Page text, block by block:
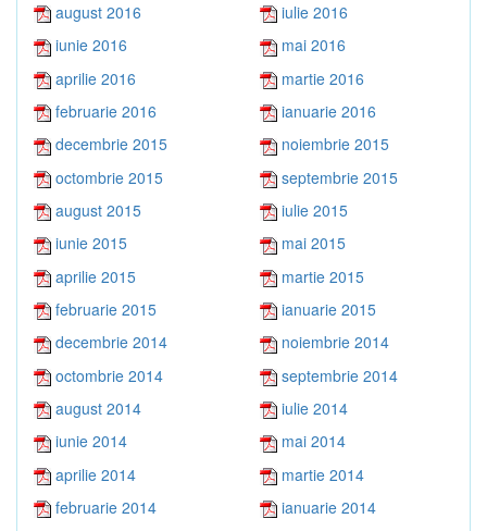
august 2016
iulie 2016
iunie 2016
mai 2016
aprilie 2016
martie 2016
februarie 2016
ianuarie 2016
decembrie 2015
noiembrie 2015
octombrie 2015
septembrie 2015
august 2015
iulie 2015
iunie 2015
mai 2015
aprilie 2015
martie 2015
februarie 2015
ianuarie 2015
decembrie 2014
noiembrie 2014
octombrie 2014
septembrie 2014
august 2014
iulie 2014
iunie 2014
mai 2014
aprilie 2014
martie 2014
februarie 2014
ianuarie 2014